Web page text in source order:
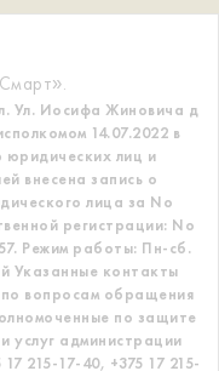
Ул. Иосифа Жиновича д
14.07.2022 в
юридических лиц и
внесена запись о
лица за No
регистрации: No
Режим работы: Пн-сб.
Указанные контакты
по вопросам обращения
по защите
услуг администрации
17 215-17-40, +375 17 215-